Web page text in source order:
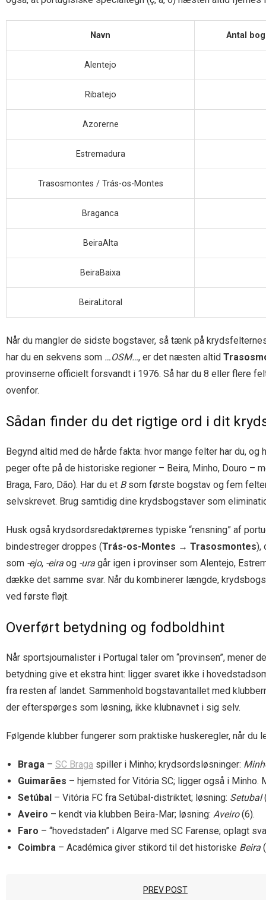
Navn Antal
Alentejo
Ribatejo
Azorerne
Estremadura
Trasosmontes / Trás-os-Montes
Braganca
BeiraAlta
BeiraBaixa
BeiraLitoral
Når du mangler de sidste bogstaver, så tænk på
har du en sekvens som …OSM…, er det næsten altid
provinserne officielt forsvandt i 1976. Så har du 8 eller flere
ovenfor.
Sådan finder du det rigtige ord i dit
Begynd altid med de hårde fakta: hvor mange felter har du,
peger ofte på de historiske regioner – Beira, Minho, Douro –
Braga, Faro, Dão). Har du et Bsom første bogstav og fem
selvskrevet. Brug samtidig dine krydsbogstaver som
Husk også krydsordsredaktørernes typiske “rensning” af
bindestreger droppes (Trás-os-Montes → Trasosmontes),
som -ejo, -eira og -ura går igen i provinser som Alentejo,
dække det samme svar. Når du kombinerer længde,
ved første fløjt.
Overført betydning og fodboldhint
Når sportsjournalister i Portugal taler om “provinsen”,
betydning give et ekstra hint: ligger svaret ikke i
fra resten af landet. Sammenhold bogstavantallet med
der efterspørges som løsning, ikke klubnavnet i sig selv.
Følgende klubber fungerer som praktiske huskeregler, når
Braga – SC Braga spiller i Minho; krydsordsløsninger:
Guimarães – hjemsted for Vitória SC; ligger også i Minho.
Setúbal – Vitória FC fra Setúbal-distriktet; løsning: Setubal
Aveiro – kendt via klubben Beira-Mar; løsning: Aveiro(6).
Faro – “hovedstaden” i Algarve med SC Farense; oplagt
Coimbra – Académica giver stikord til det historiske Beira
PREV POST